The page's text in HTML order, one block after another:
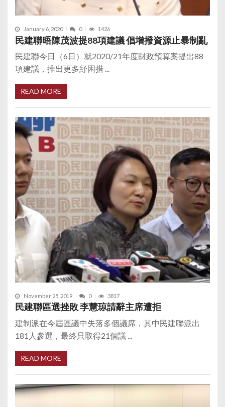
January 6, 2020 0 1426
民建聯晤陳茂波提88項建議 倡增撥資源止暴制亂
民建聯今日（6日）就2020/21年度財政預算案提出88
項建議，推出更多紓困措 ...
READ MORE
November 25, 2019 0 3817
民建聯區選挫敗 李慧琼請辭主席遭拒
建制派在今屆區議中失落多個議席，其中民建聯派出
181人參選，最終只取得21個議 ...
READ MORE